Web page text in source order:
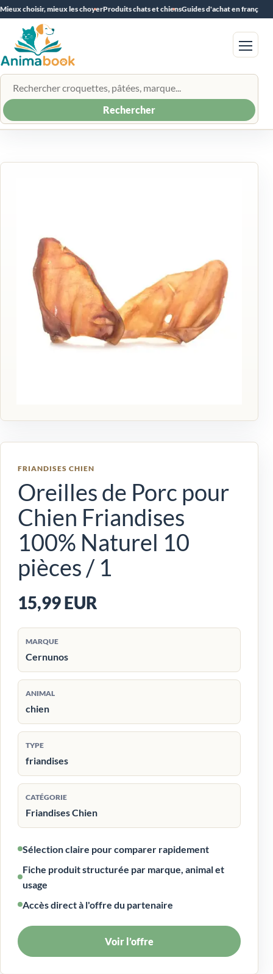
Mieux choisir, mieux les choyerProduits chats et chiensGuides d'achat en français
Rechercher un produit
Rechercher
Menu
FRIANDISES CHIEN
Oreilles de Porc pour
Chien Friandises
100% Naturel 10
pièces / 1
15,99 EUR
MARQUE
Cernunos
ANIMAL
chien
TYPE
friandises
CATÉGORIE
Friandises Chien
Sélection claire pour comparer rapidement
Fiche produit structurée par marque, animal et
usage
Accès direct à l'offre du partenaire
Voir l’offre